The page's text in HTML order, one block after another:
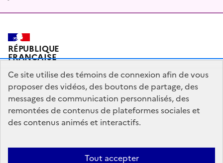
RÉPUBLIQUE
FRANÇAISE
Plan du site Mentions légales Qui sommes-nous ?
Partagez votre expérience pour améliorer les services
Accessibilité : partiellement conforme
Ce site utilise des témoins de connexion afin de vous
proposer des vidéos, des boutons de partage, des
messages de communication personnalisés, des
remontées de contenus de plateformes sociales et
des contenus animés et interactifs.
Tout accepter